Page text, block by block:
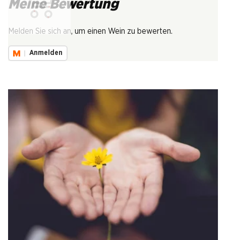
Meine Bewertung
Melden Sie sich an, um einen Wein zu bewerten.
Anmelden